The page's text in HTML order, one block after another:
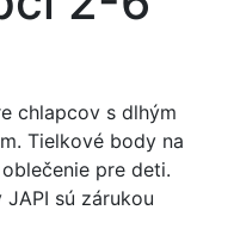
chlapcov s dlhým
Tielkové body na
pre deti.
sú zárukou